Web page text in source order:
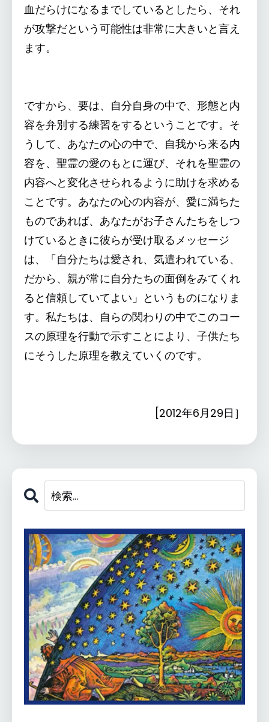
血だらけになるまでしているとしたら、それ
が攻撃だという可能性は非常に大きいと言え
ます。
ですから、要は、自分自身の中で、形態と内
容を弁別する練習をするということです。そ
うして、あなたの心の中で、自我から来る内
容を、聖霊の愛のもとに運び、それを聖霊の
内容へと変化させられるように助けを求める
ことです。あなたの心の内容が、愛に満ちた
ものであれば、あなたがお子さんたちをしつ
けているときに彼らが受け取るメッセージ
は、「自分たちは愛され、気遣われている、
だから、親が常に自分たちの面倒をみてくれ
ると信頼していてよい」というものになりま
す。私たちは、自らの関わりの中でこのコー
スの原理を行動で示すことにより、子供たち
にそうした原理を教えていくのです。
[2012年6月29日］